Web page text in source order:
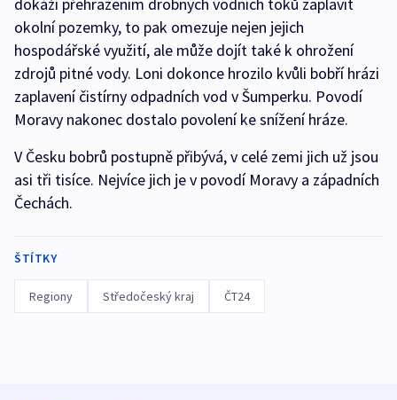
dokáží přehrazením drobných vodních toků zaplavit
okolní pozemky, to pak omezuje nejen jejich
hospodářské využití, ale může dojít také k ohrožení
zdrojů pitné vody. Loni dokonce hrozilo kvůli bobří hrázi
zaplavení čistírny odpadních vod v Šumperku. Povodí
Moravy nakonec dostalo povolení ke snížení hráze.
V Česku bobrů postupně přibývá, v celé zemi jich už jsou
asi tři tisíce. Nejvíce jich je v povodí Moravy a západních
Čechách.
ŠTÍTKY
Regiony Středočeský kraj ČT24